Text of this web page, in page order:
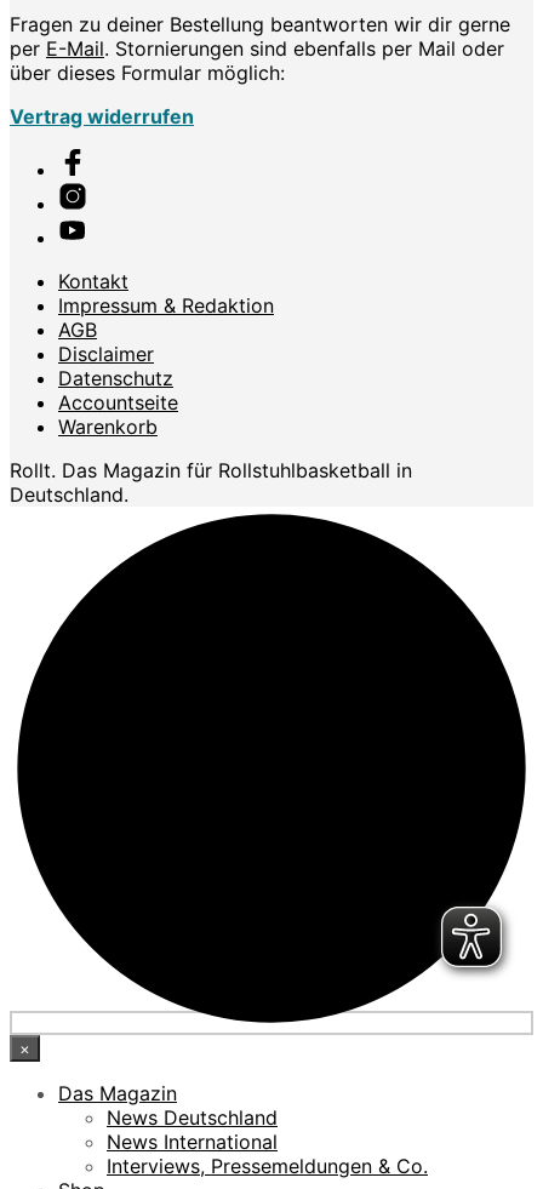
Fragen zu deiner Bestellung beantworten wir dir gerne
per E-Mail. Stornierungen sind ebenfalls per Mail oder
über dieses Formular möglich:
Vertrag widerrufen
Kontakt
Impressum & Redaktion
AGB
Disclaimer
Datenschutz
Accountseite
Warenkorb
Rollt. Das Magazin für Rollstuhlbasketball in
Deutschland.
×
Das Magazin
News Deutschland
News International
Interviews, Pressemeldungen & Co.